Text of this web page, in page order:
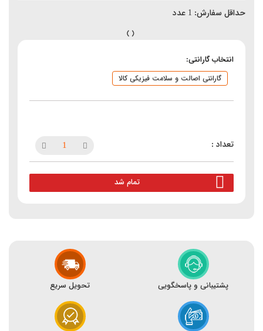
حداقل سفارش: 1 عدد
انتخاب گارانتی:
گارانتی اصالت و سلامت فیزیکی کالا
تمام شد
پشتیبانی و پاسخگویی تحویل سریع